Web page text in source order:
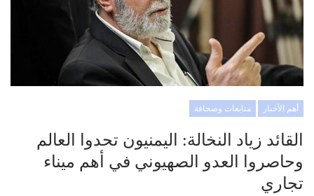
أهم الأخبار متابعات وصحافة
القائد زياد النخالة: اليمنيون تحدوا العالم
وحاصروا العدو الصهيوني في أهم ميناء
تجاري